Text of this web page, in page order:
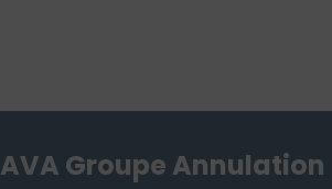
AVA Groupe Annulation